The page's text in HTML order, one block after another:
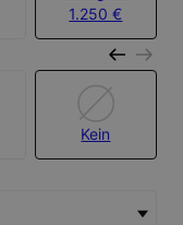
1.250 €
Kein